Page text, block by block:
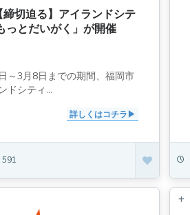
切迫る】アイランドシテ
っとだいがく」が開催
～3月8日までの期間、福岡市
ドシティ...
詳しくはコチラ
591